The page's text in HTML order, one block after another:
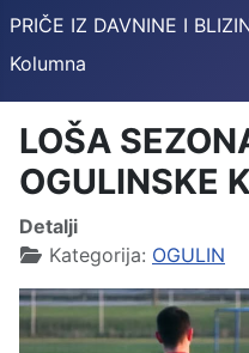
PRIČE IZ DAVNINE I
Kolumna
LOŠA
OGULINSKE
Detalji
Kategorija: OGULIN